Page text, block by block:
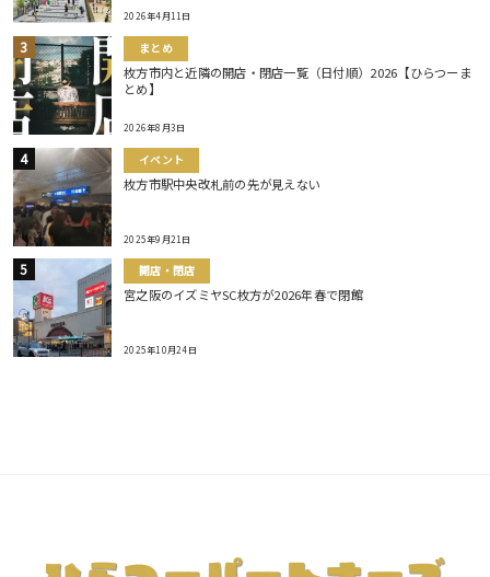
2026年4月11日
まとめ
枚方市内と近隣の開店・閉店一覧（日付順）2026【ひらつーま
とめ】
2026年8月3日
イベント
枚方市駅中央改札前の先が見えない
2025年9月21日
開店・閉店
宮之阪のイズミヤSC枚方が2026年春で閉館
2025年10月24日